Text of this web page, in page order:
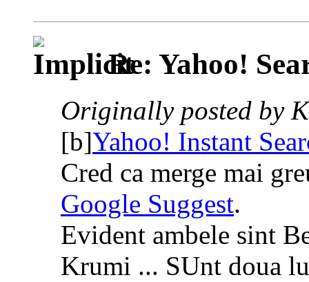
Re: Yahoo!
Originally posted by
[b]Yahoo! Instant
Cred ca merge mai
Google Suggest.
Evident ambele sint
Krumi ... SUnt doua